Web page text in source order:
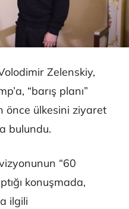
Zelenskiy,
“barış planı”
önce ülkesini ziyaret
bulundu.
“60
konuşmada,
ilgili